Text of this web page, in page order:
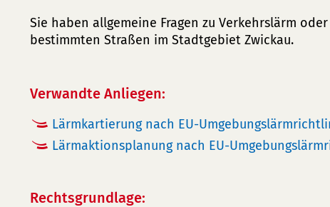
Sie haben allgemeine Fragen zu Verkehrslärm
bestimmten Straßen im Stadtgebiet Zwickau.
Verwandte Anliegen:
Lärmkartierung nach EU-
Lärmaktionsplanung nach EU-
Rechtsgrundlage: